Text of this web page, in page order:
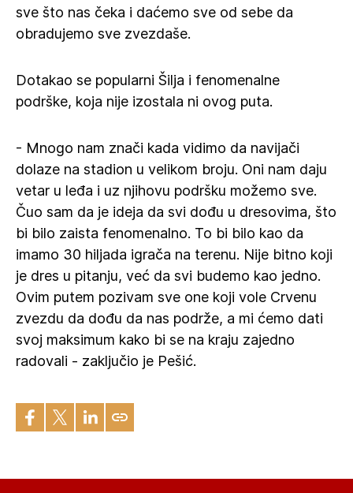
sve što nas čeka i daćemo sve od sebe da
obradujemo sve zvezdaše.
Dotakao se popularni Šilja i fenomenalne
podrške, koja nije izostala ni ovog puta.
- Mnogo nam znači kada vidimo da navijači
dolaze na stadion u velikom broju. Oni nam daju
vetar u leđa i uz njihovu podršku možemo sve.
Čuo sam da je ideja da svi dođu u dresovima, što
bi bilo zaista fenomenalno. To bi bilo kao da
imamo 30 hiljada igrača na terenu. Nije bitno koji
je dres u pitanju, već da svi budemo kao jedno.
Ovim putem pozivam sve one koji vole Crvenu
zvezdu da dođu da nas podrže, a mi ćemo dati
svoj maksimum kako bi se na kraju zajedno
radovali - zaključio je Pešić.